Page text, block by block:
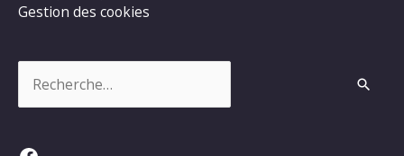
Gestion des cookies